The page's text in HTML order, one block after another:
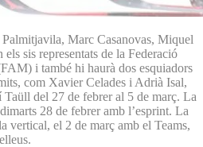
Marc Casanovas, Miquel
sis representats de la Federació
i també hi haurà dos esquiadors
com Xavier Celades i Adrià Isal,
del 27 de febrer al 5 de març. La
28 de febrer amb l’esprint. La
vertical, el 2 de març amb el Teams,